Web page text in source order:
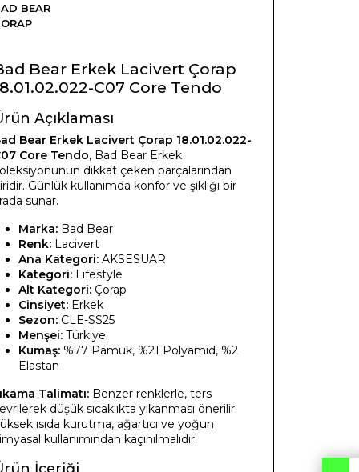
BEAR
Bear Erkek Lacivert Çorap
C07 Core Tendo
Açıklaması
Bear Erkek Lacivert Çorap 18.01.02.022-
Core Tendo, Bad Bear Erkek
dikkat çeken parçalarından
Günlük kullanımda konfor ve şıklığı bir
sunar.
Marka: Bad Bear
Renk: Lacivert
Ana Kategori: AKSESUAR
Kategori: Lifestyle
Alt Kategori: Çorap
Cinsiyet: Erkek
Sezon: CLE-SS25
Menşei: Türkiye
Kumaş: %77 Pamuk, %21 Polyamid, %2
Elastan
Talimatı: Benzer renklerle, ters
düşük sıcaklıkta yıkanması önerilir.
ısıda kurutma, ağartıcı ve yoğun
kullanımından kaçınılmalıdır.
İçeriği